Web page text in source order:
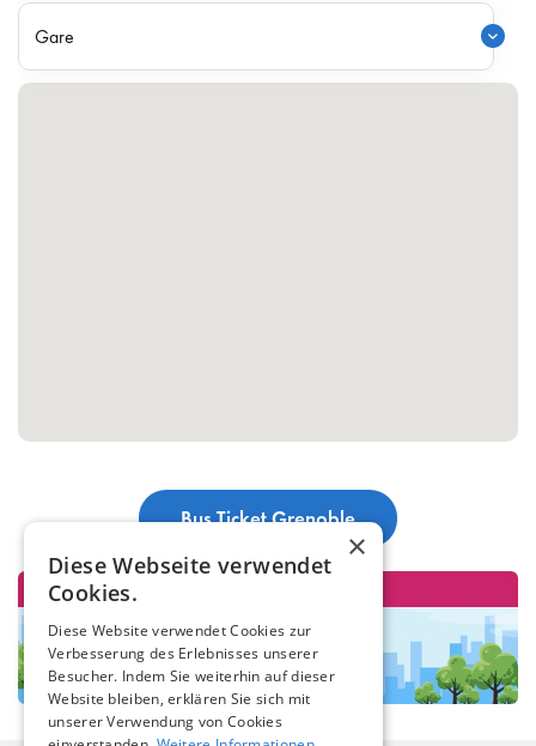
Gare
Bus Ticket Grenoble
×
Diese Webseite verwendet
Cookies.
Diese Website verwendet Cookies zur
Verbesserung des Erlebnisses unserer
Besucher. Indem Sie weiterhin auf dieser
Website bleiben, erklären Sie sich mit
unserer Verwendung von Cookies